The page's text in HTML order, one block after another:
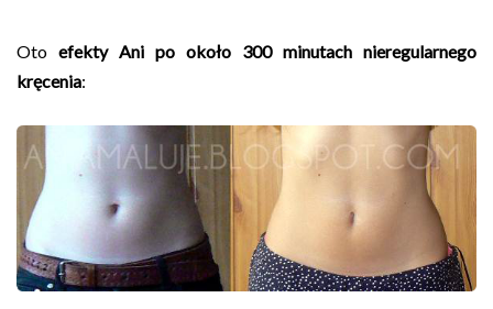
Oto efekty Ani po około 300 minutach nieregularnego
kręcenia: